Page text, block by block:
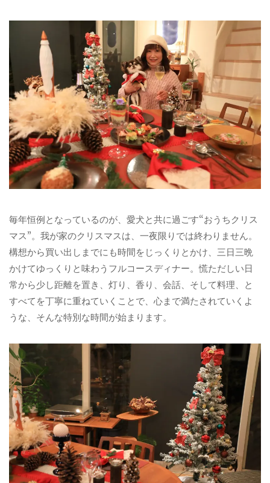
毎年恒例となっているのが、愛犬と共に過ごす“おうちクリス
マス”。我が家のクリスマスは、一夜限りでは終わりません。
構想から買い出しまでにも時間をじっくりとかけ、三日三晩
かけてゆっくりと味わうフルコースディナー。慌ただしい日
常から少し距離を置き、灯り、香り、会話、そして料理、と
すべてを丁寧に重ねていくことで、心まで満たされていくよ
うな、そんな特別な時間が始まります。